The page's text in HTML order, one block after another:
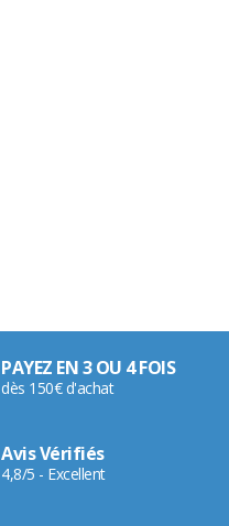
PAYEZ EN 3 OU 4 FOIS
dès 150€ d'achat
Avis Vérifiés
4,8/5 - Excellent